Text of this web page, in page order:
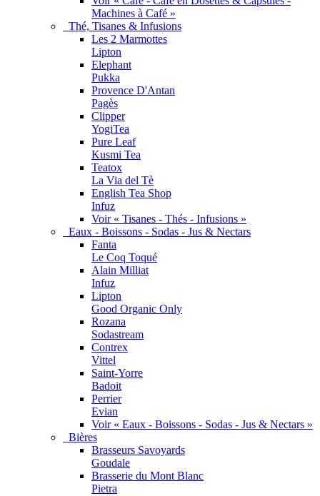
Machines à Café »
Thé, Tisanes & Infusions
Les 2 Marmottes
Lipton
Elephant
Pukka
Provence D'Antan
Pagès
Clipper
YogiTea
Pure Leaf
Kusmi Tea
Teatox
La Via del Tè
English Tea Shop
Infuz
Voir « Tisanes - Thés - Infusions »
Eaux - Boissons - Sodas - Jus & Nectars
Fanta
Le Coq Toqué
Alain Milliat
Infuz
Lipton
Good Organic Only
Rozana
Sodastream
Contrex
Vittel
Saint-Yorre
Badoit
Perrier
Evian
Voir « Eaux - Boissons - Sodas - Jus & Nectars »
Bières
Brasseurs Savoyards
Goudale
Brasserie du Mont Blanc
Pietra